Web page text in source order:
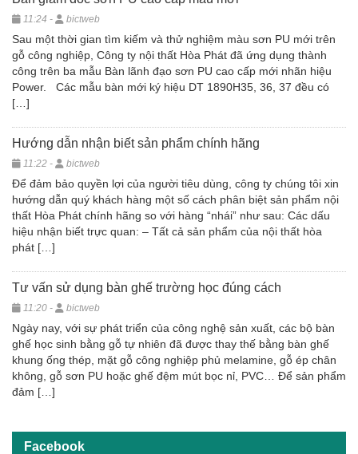
11:24 - bictweb
Sau một thời gian tìm kiếm và thử nghiệm màu sơn PU mới trên
gỗ công nghiệp, Công ty nội thất Hòa Phát đã ứng dụng thành
công trên ba mẫu Bàn lãnh đạo sơn PU cao cấp mới nhãn hiệu
Power. Các mẫu bàn mới ký hiệu DT 1890H35, 36, 37 đều có
[…]
Hướng dẫn nhận biết sản phẩm chính hãng
11:22 - bictweb
Để đảm bảo quyền lợi của người tiêu dùng, công ty chúng tôi xin
hướng dẫn quý khách hàng một số cách phân biệt sản phẩm nội
thất Hòa Phát chính hãng so với hàng “nhái” như sau: Các dấu
hiệu nhận biết trực quan: – Tất cả sản phẩm của nội thất hòa
phát […]
Tư vấn sử dụng bàn ghế trường học đúng cách
11:20 - bictweb
Ngày nay, với sự phát triển của công nghệ sản xuất, các bộ bàn
ghế học sinh bằng gỗ tự nhiên đã được thay thế bằng bàn ghế
khung ống thép, mặt gỗ công nghiệp phủ melamine, gỗ ép chân
không, gỗ sơn PU hoặc ghế đệm mút bọc nỉ, PVC… Để sản phẩm
đảm […]
Facebook